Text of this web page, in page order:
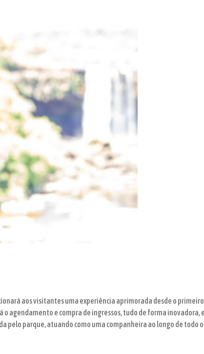
aos visitantes uma experiência aprimorada desde o
agendamento e compra de ingressos, tudo de forma inovadora,
parque, atuando como uma companheira ao longo de todo